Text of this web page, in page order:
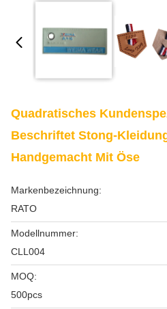
Quadratisches
Beschriftet Stong-
Handgemacht Mit Öse
Markenbezeichnung:
RATO
Modellnummer:
CLL004
MOQ:
500pcs